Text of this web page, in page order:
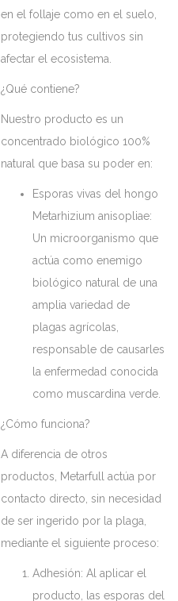
en el follaje como en el suelo,
protegiendo tus cultivos sin
afectar el ecosistema.
¿Qué contiene?
Nuestro producto es un
concentrado biológico 100%
natural que basa su poder en:
Esporas vivas del hongo
Metarhizium anisopliae:
Un microorganismo que
actúa como enemigo
biológico natural de una
amplia variedad de
plagas agrícolas,
responsable de causarles
la enfermedad conocida
como muscardina verde.
¿Cómo funciona?
A diferencia de otros
productos, Metarfull actúa por
contacto directo, sin necesidad
de ser ingerido por la plaga,
mediante el siguiente proceso:
Adhesión: Al aplicar el
producto, las esporas del